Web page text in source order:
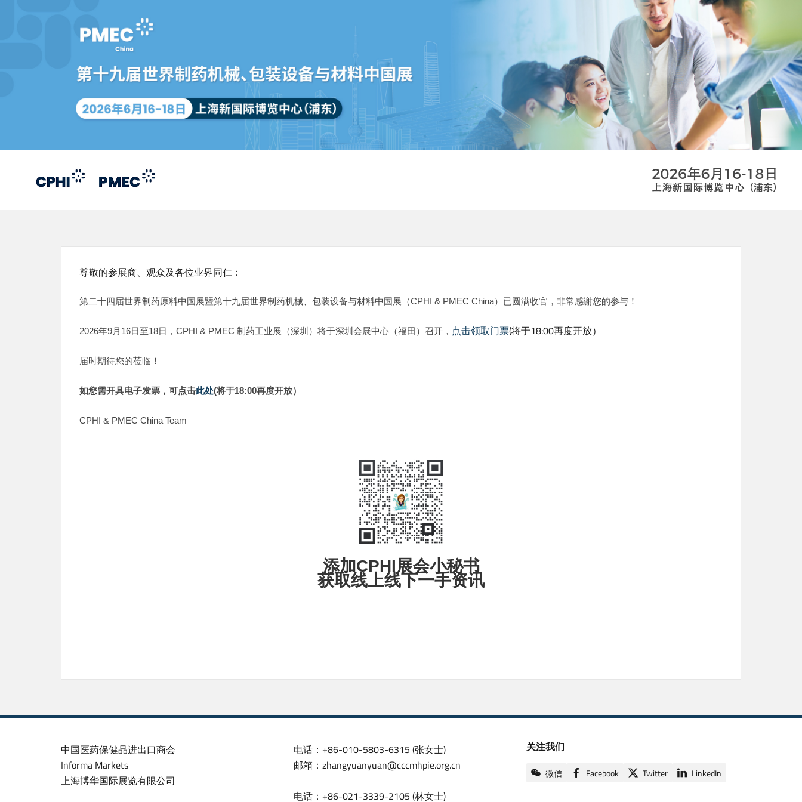
尊敬的参展商、观众及各位业界同仁：
第二十四届世界制药原料中国展暨第十九届世界制药机械、包装设备与材料中国展（CPHI & PMEC China）已圆满收官，非常感谢您的参与！
2026年9月16日至18日，CPHI & PMEC 制药工业展（深圳）将于深圳会展中心（福田）召开， 点击领取门票(将于18:00再度开放）
届时期待您的莅临！
如您需开具电子发票，可点击此处(将于18:00再度开放）
CPHI & PMEC China Team
添加CPHI展会小秘书
获取线上线下一手资讯
中国医药保健品进出口商会
Informa Markets
上海博华国际展览有限公司
电话：+86-010-5803-6315 (张女士)
邮箱：zhangyuanyuan@cccmhpie.org.cn
电话：+86-021-3339-2105 (林女士)
关注我们
微信 Facebook Twitter LinkedIn